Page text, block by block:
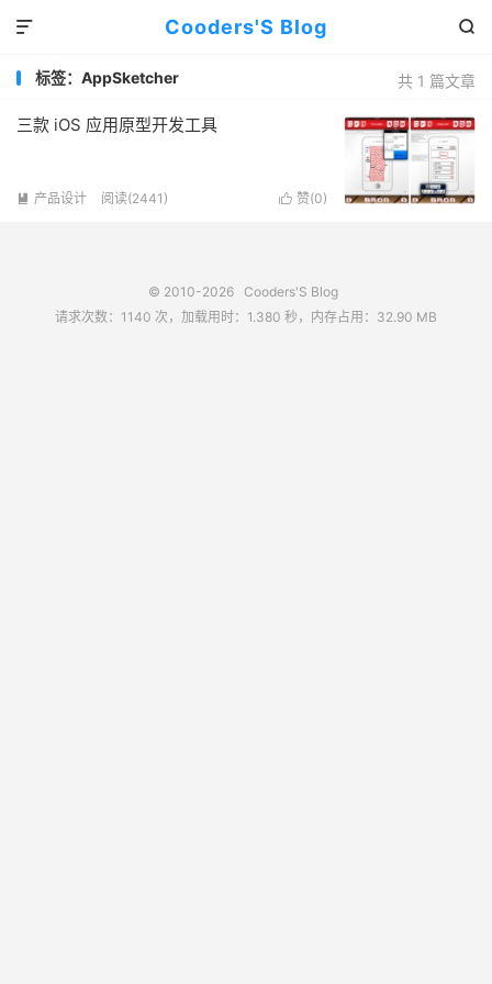
Cooders'S Blog 

共 1 篇文章
标签：AppSketcher
三款 iOS 应用原型开发工具
 赞(0)
 产品设计 阅读(2441)
© 2010-2026 Cooders'S Blog
请求次数：1140 次，加载用时：1.380 秒，内存占用：32.90 MB